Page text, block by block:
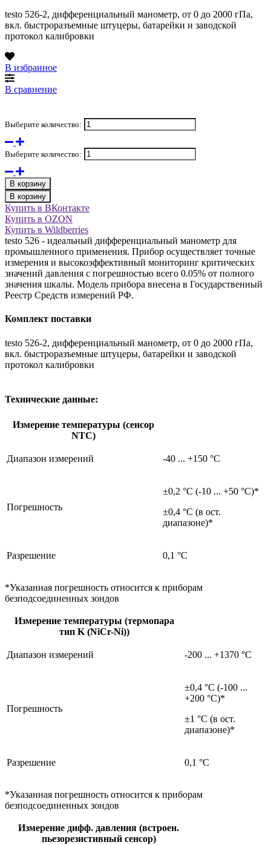
testo 526-2, дифференциальный манометр, от 0 до 2000 гПа,
вкл. быстроразъемные штуцеры, батарейки и заводской
протокол калибровки
В избранное
В сравнение
Выберите количество:
Выберите количество:
В корзину
В корзину
Купить в ВКонтакте
Купить в OZON
Купить в Wildberries
testo 526 - идеальный дифференциальный манометр для
промышленного применения. Прибор осуществляет точные
измерения и высокоэффективный мониторинг критических
значений давления с погрешностью всего 0.05% от полного
значения шкалы. Модель прибора внесена в Государственный
Реестр Средств измерений РФ.
Комплект поставки
testo 526-2, дифференциальный манометр, от 0 до 2000 гПа,
вкл. быстроразъемные штуцеры, батарейки и заводской
протокол калибровки
Технические данные:
Измерение температуры (сенсор
NTC)
Диапазон измерений -40 ... +150 °C
Погрешность
±0,2 °C (-10 ... +50 °C)*
±0,4 °C (в ост.
диапазоне)*
Разрешение 0,1 °C
*Указанная погрешность относится к приборам
безподсоединенных зондов
Измерение температуры (термопара
тип K (NiCr-Ni))
Диапазон измерений -200 ... +1370 °C
Погрешность
±0,4 °C (-100 ...
+200 °C)*
±1 °C (в ост.
диапазоне)*
Разрешение 0,1 °C
*Указанная погрешность относится к приборам
безподсоединенных зондов
Измерение дифф. давления (встроен.
пьезорезистивный сенсор)